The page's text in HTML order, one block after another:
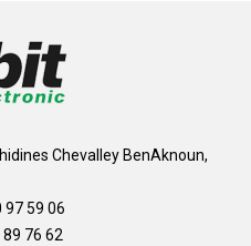
Chevalley BenAknoun,
97 59 06
89 76 62